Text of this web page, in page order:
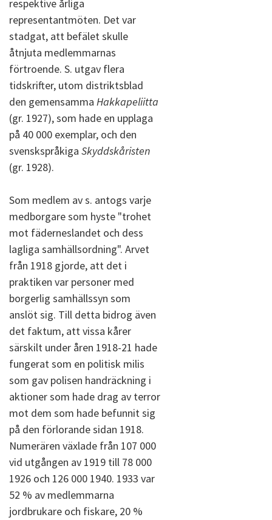
respektive årliga
representantmöten. Det var
stadgat, att befälet skulle
åtnjuta medlemmarnas
förtroende. S. utgav flera
tidskrifter, utom distriktsblad
den gemensamma Hakkapeliitta
(gr. 1927), som hade en upplaga
på 40 000 exemplar, och den
svenskspråkiga Skyddskåristen
(gr. 1928).
Som medlem av s. antogs varje
medborgare som hyste "trohet
mot fäderneslandet och dess
lagliga samhällsordning". Arvet
från 1918 gjorde, att det i
praktiken var personer med
borgerlig samhällssyn som
anslöt sig. Till detta bidrog även
det faktum, att vissa kårer
särskilt under åren 1918-21 hade
fungerat som en politisk milis
som gav polisen handräckning i
aktioner som hade drag av terror
mot dem som hade befunnit sig
på den förlorande sidan 1918.
Numerären växlade från 107 000
vid utgången av 1919 till 78 000
1926 och 126 000 1940. 1933 var
52 % av medlemmarna
jordbrukare och fiskare, 20 %